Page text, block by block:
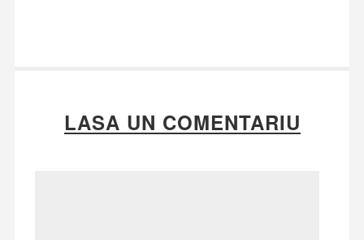
LASA UN COMENTARIU